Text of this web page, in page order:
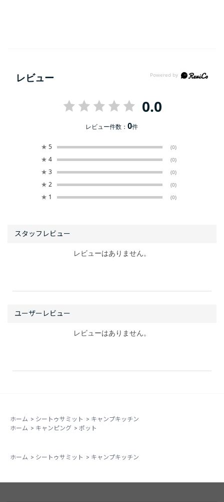
レビュー
0.0
レビュー件数：0件
★ 5 (0)
★ 4 (0)
★ 3 (0)
★ 2 (0)
★ 1 (0)
レビューはありません。
レビューはありません。
ホーム > シートゥサミット > キャンプキッチン
ホーム > キャンピング > ポット
ホーム > シートゥサミット > キャンプキッチン